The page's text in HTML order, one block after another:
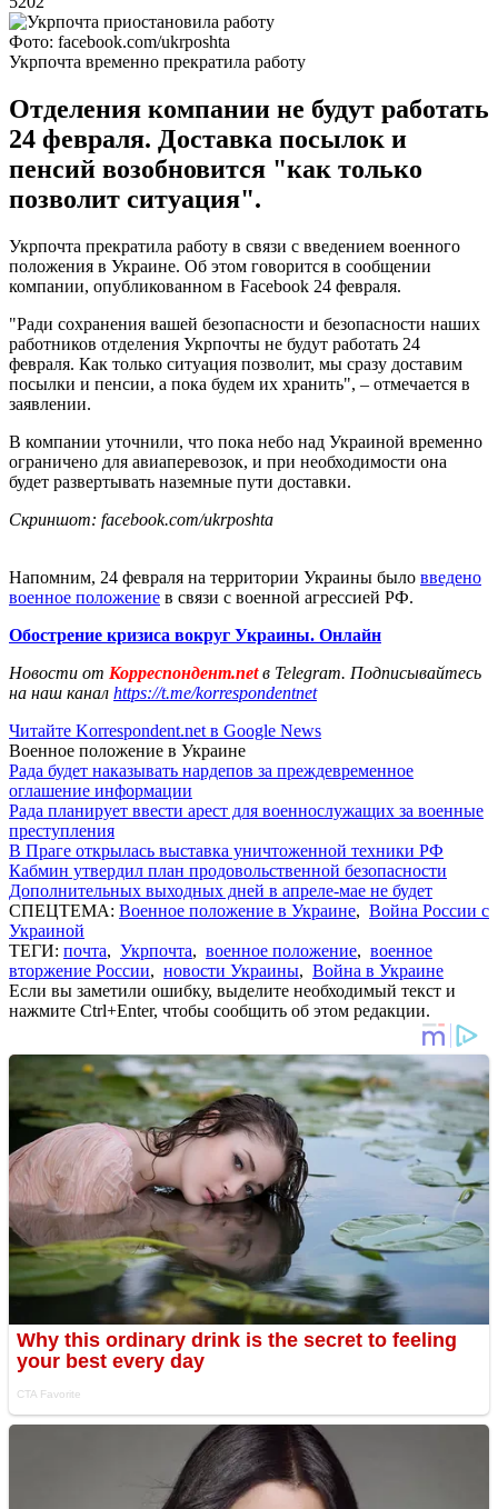
Фото: facebook.com/ukrposhta
Укрпочта временно прекратила работу
Отделения компании не будут работать
24 февраля. Доставка посылок и
пенсий возобновится "как только
позволит ситуация".
Укрпочта прекратила работу в связи с введением военного
положения в Украине. Об этом говорится в сообщении
компании, опубликованном в Facebook 24 февраля.
"Ради сохранения вашей безопасности и безопасности наших
работников отделения Укрпочты не будут работать 24
февраля. Как только ситуация позволит, мы сразу доставим
посылки и пенсии, а пока будем их хранить", – отмечается в
заявлении.
В компании уточнили, что пока небо над Украиной временно
ограничено для авиаперевозок, и при необходимости она
будет развертывать наземные пути доставки.
Скриншот: facebook.com/ukrposhta
Напомним, 24 февраля на территории Украины было введено
военное положение в связи с военной агрессией РФ.
Обострение кризиса вокруг Украины. Онлайн
Новости от Корреспондент.netв Telegram. Подписывайтесь
на наш канал https://t.me/korrespondentnet
Читайте Korrespondent.net в Google News
Военное положение в Украине
Рада будет наказывать нардепов за преждевременное
оглашение информации
Рада планирует ввести арест для военнослужащих за военные
преступления
В Праге открылась выставка уничтоженной техники РФ
Кабмин утвердил план продовольственной безопасности
Дополнительных выходных дней в апреле-мае не будет
СПЕЦТЕМА: Военное положение в Украине, Война России с
Украиной
ТЕГИ: почта, Укрпочта, военное положение, военное
вторжение России, новости Украины, Война в Украине
Если вы заметили ошибку, выделите необходимый текст и
нажмите Ctrl+Enter, чтобы сообщить об этом редакции.